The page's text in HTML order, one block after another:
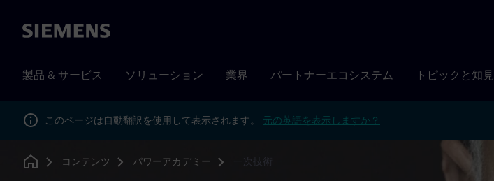
Siemens
製品 & サービス ソリューション 業界 パートナーエコシステム トピックと知見
このページは自動翻訳を使用して表示されます。 元の英語を表示しますか？
Home
コンテンツ パワーアカデミー 一次技術